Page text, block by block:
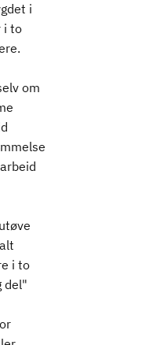
i
i to
om
i to
del"